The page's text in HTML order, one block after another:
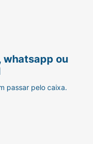
whatsapp ou
passar pelo caixa.